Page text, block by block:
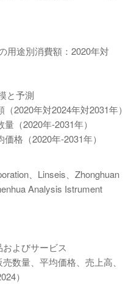
用途別消費額：2020年対
と予測
2020年対2024年対2031年）
（2020年-2031年）
格（2020年-2031年）
、Linseis、Zhonghuan
Analysis Istrument
よびサービス
数量、平均価格、売上高、
）